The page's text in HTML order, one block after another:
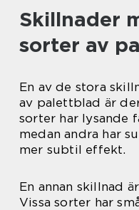
Skillnader
sorter av
En av de stora
av palettblad är
sorter har lysande
medan andra har
mer subtil effekt.
En annan skillnad
Vissa sorter har